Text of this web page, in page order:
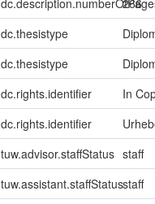
dc.thesistype
dc.thesistype
dc.rights.identifier
In
dc.rights.identifier
tuw.advisor.staffStatus staff
tuw.assistant.staffStatusstaff